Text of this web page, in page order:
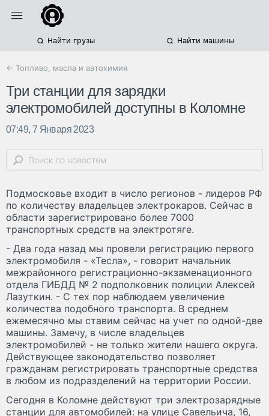
Найти грузы Найти машины
← Топливо, масла и автохимия
Три станции для зарядки
электромобилей доступны в Коломне
07:49, 7 Января 2023
Подмосковье входит в число регионов - лидеров РФ
по количеству владельцев электрокаров. Сейчас в
области зарегистрировано более 7000
транспортных средств на электротяге.
- Два года назад мы провели регистрацию первого
электромобиля - «Тесла», - говорит начальник
межрайонного регистрационно-экзаменационного
отдела ГИБДД № 2 подполковник полиции Алексей
Лазуткин. - С тех пор наблюдаем увеличение
количества подобного транспорта. В среднем
ежемесячно мы ставим сейчас на учет по одной-две
машины. Замечу, в числе владельцев
электромобилей - не только жители нашего округа.
Действующее законодательство позволяет
гражданам регистрировать транспортные средства
в любом из подразделений на территории России.
Сегодня в Коломне действуют три электрозарядные
станции для автомобилей: на улице Савельича, 16,